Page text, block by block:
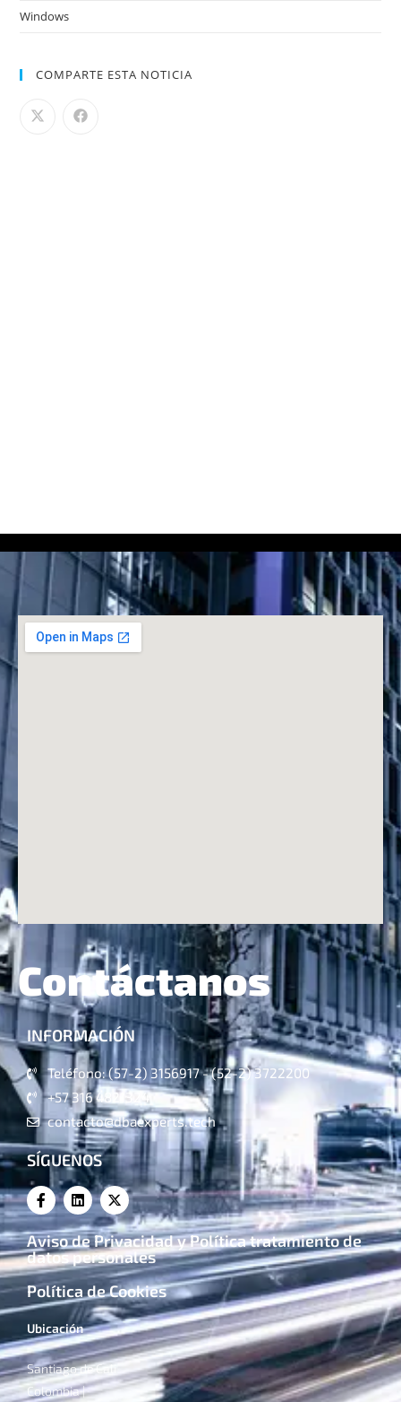
Windows
COMPARTE ESTA NOTICIA
Contáctanos
INFORMACIÓN
Teléfono: (57-2) 3156917 - (52-2) 3722200
+57 316 4821324
contacto@dbaexperts.tech
SÍGUENOS
Aviso de Privacidad y Política tratamiento de
datos personales
Política de Cookies
Ubicación
Santiago de Cali
Colombia |